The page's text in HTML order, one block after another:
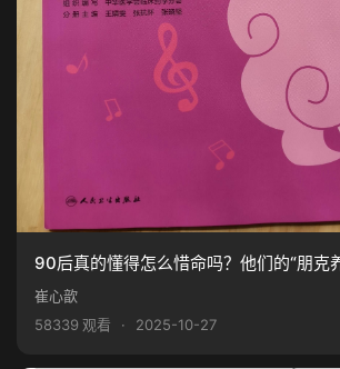
90后真的懂得怎么惜命吗？他们的“朋克
崔心歆
58339 观看
· 2025-10-27